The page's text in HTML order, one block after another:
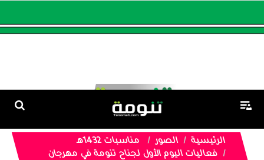
الرئيسية الصور
مناسبات 1432هـ
فعاليات اليوم الأول لجناح تنومة في مهرجان